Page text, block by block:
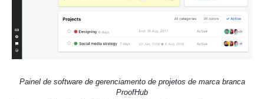
Painel de software de gerenciamento de projetos de marca branca
ProofHub